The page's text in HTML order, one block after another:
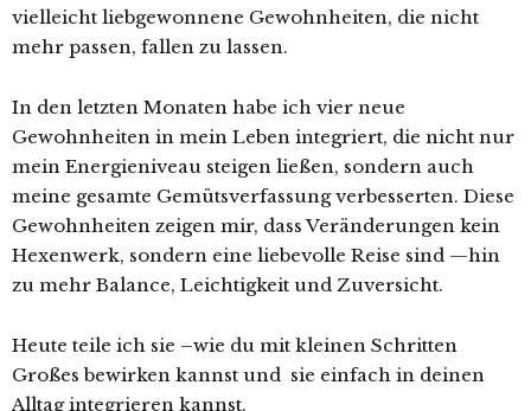
vielleicht liebgewonnene Gewohnheiten, die nicht
mehr passen, fallen zu lassen.
In den letzten Monaten habe ich vier neue
Gewohnheiten in mein Leben integriert, die nicht nur
mein Energieniveau steigen ließen, sondern auch
meine gesamte Gemütsverfassung verbesserten. Diese
Gewohnheiten zeigen mir, dass Veränderungen kein
Hexenwerk, sondern eine liebevolle Reise sind —hin
zu mehr Balance, Leichtigkeit und Zuversicht.
Heute teile ich sie –wie du mit kleinen Schritten
Großes bewirken kannst und sie einfach in deinen
Alltag integrieren kannst.